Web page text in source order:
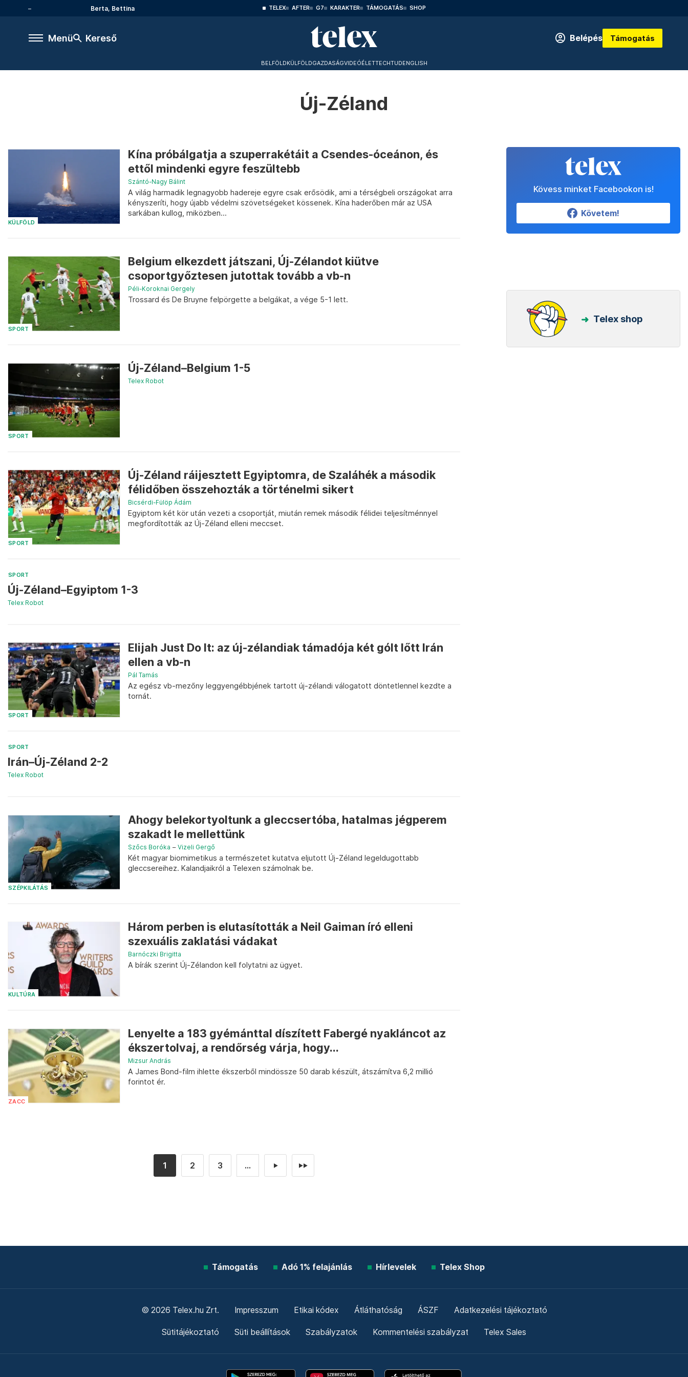
Berta, Bettina TELEX AFTER G7 KARAKTER TÁMOGATÁS SHOP
Menü Kereső Belépés Támogatás
BELFÖLDKÜLFÖLDGAZDASÁGVIDEÓÉLETTECHTUDENGLISH
Új-Zéland
KÜLFÖLD
Kína próbálgatja a szuperrakétáit a Csendes-óceánon, és
ettől mindenki egyre feszültebb
Szántó-Nagy Bálint
A világ harmadik legnagyobb hadereje egyre csak erősödik, ami a térségbeli országokat arra
kényszeríti, hogy újabb védelmi szövetségeket kössenek. Kína haderőben már az USA
sarkában kullog, miközben...
SPORT
Belgium elkezdett játszani, Új-Zélandot kiütve
csoportgyőztesen jutottak tovább a vb-n
Péli-Koroknai Gergely
Trossard és De Bruyne felpörgette a belgákat, a vége 5-1 lett.
SPORT
Új-Zéland–Belgium 1-5
Telex Robot
SPORT
Új-Zéland ráijesztett Egyiptomra, de Szaláhék a második
félidőben összehozták a történelmi sikert
Bicsérdi-Fülöp Ádám
Egyiptom két kör után vezeti a csoportját, miután remek második félidei teljesítménnyel
megfordították az Új-Zéland elleni meccset.
SPORT
Új-Zéland–Egyiptom 1-3
Telex Robot
SPORT
Elijah Just Do It: az új-zélandiak támadója két gólt lőtt Irán
ellen a vb-n
Pál Tamás
Az egész vb-mezőny leggyengébbjének tartott új-zélandi válogatott döntetlennel kezdte a
tornát.
SPORT
Irán–Új-Zéland 2-2
Telex Robot
SZÉPKILÁTÁS
Ahogy belekortyoltunk a gleccsertóba, hatalmas jégperem
szakadt le mellettünk
Szőcs Boróka – Vizeli Gergő
Két magyar biomimetikus a természetet kutatva eljutott Új-Zéland legeldugottabb
gleccsereihez. Kalandjaikról a Telexen számolnak be.
KULTÚRA
Három perben is elutasították a Neil Gaiman író elleni
szexuális zaklatási vádakat
Barnóczki Brigitta
A bírák szerint Új-Zélandon kell folytatni az ügyet.
ZACC
Lenyelte a 183 gyémánttal díszített Fabergé nyakláncot az
ékszertolvaj, a rendőrség várja, hogy...
Mizsur András
A James Bond-film ihlette ékszerből mindössze 50 darab készült, átszámítva 6,2 millió
forintot ér.
1 2 3 ... ► ►►
Kövess minket Facebookon is!
Követem!
Telex shop
Támogatás Adó 1% felajánlás Hírlevelek Telex Shop
© 2026 Telex.hu Zrt. Impresszum Etikai kódex Átláthatóság ÁSZF Adatkezelési tájékoztató
Sütitájékoztató Süti beállítások Szabályzatok Kommentelési szabályzat Telex Sales